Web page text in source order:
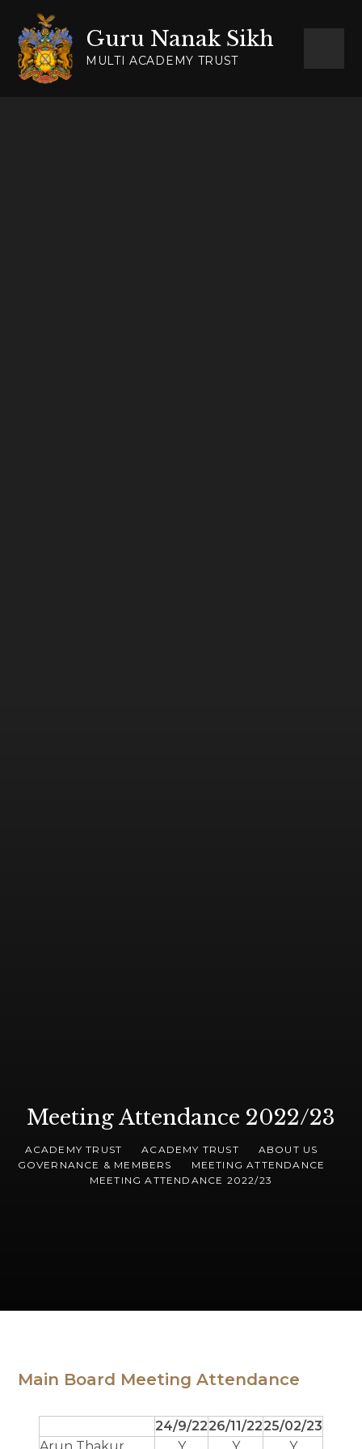
Guru Nanak Sikh
MULTI ACADEMY TRUST
Meeting Attendance 2022/23
ACADEMY TRUST ACADEMY TRUST
ABOUT US
GOVERNANCE & MEMBERS
MEETING ATTENDANCE
MEETING ATTENDANCE 2022/23
Main Board Meeting Attendance
24/9/2226/11/2225/02/23